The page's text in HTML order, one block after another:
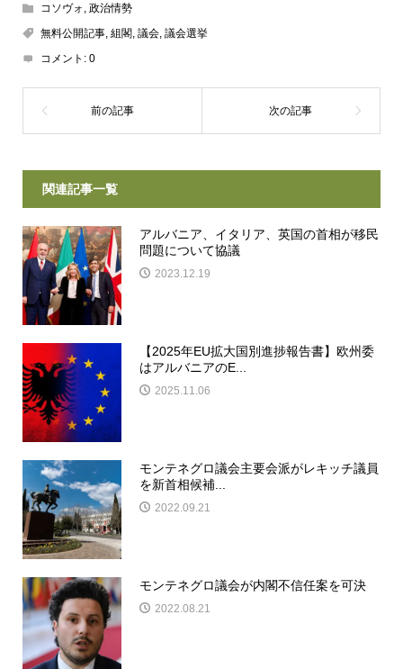
コソヴォ , 政治情勢
無料公開記事, 組閣, 議会, 議会選挙
コメント: 0
関連記事一覧
アルバニア、イタリア、英国の首相が移民
問題について協議
2023.12.19
【2025年EU拡大国別進捗報告書】欧州委
はアルバニアのE...
2025.11.06
モンテネグロ議会主要会派がレキッチ議員
を新首相候補...
2022.09.21
モンテネグロ議会が内閣不信任案を可決
2022.08.21